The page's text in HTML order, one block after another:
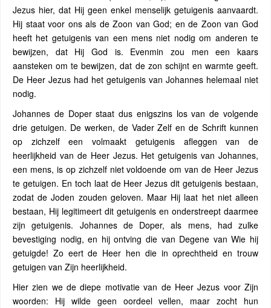
Jezus hier, dat Hij geen enkel menselijk getuigenis aanvaardt.
Hij staat voor ons als de Zoon van God; en de Zoon van God
heeft het getuigenis van een mens niet nodig om anderen te
bewijzen, dat Hij God is. Evenmin zou men een kaars
aansteken om te bewijzen, dat de zon schijnt en warmte geeft.
De Heer Jezus had het getuigenis van Johannes helemaal niet
nodig.
Johannes de Doper staat dus enigszins los van de volgende
drie getuigen. De werken, de Vader Zelf en de Schrift kunnen
op zichzelf een volmaakt getuigenis afleggen van de
heerlijkheid van de Heer Jezus. Het getuigenis van Johannes,
een mens, is op zichzelf niet voldoende om van de Heer Jezus
te getuigen. En toch laat de Heer Jezus dit getuigenis bestaan,
zodat de Joden zouden geloven. Maar Hij laat het niet alleen
bestaan, Hij legitimeert dit getuigenis en onderstreept daarmee
zijn getuigenis. Johannes de Doper, als mens, had zulke
bevestiging nodig, en hij ontving die van Degene van Wie hij
getuigde! Zo eert de Heer hen die in oprechtheid en trouw
getuigen van Zijn heerlijkheid.
Hier zien we de diepe motivatie van de Heer Jezus voor Zijn
woorden: Hij wilde geen oordeel vellen, maar zocht hun